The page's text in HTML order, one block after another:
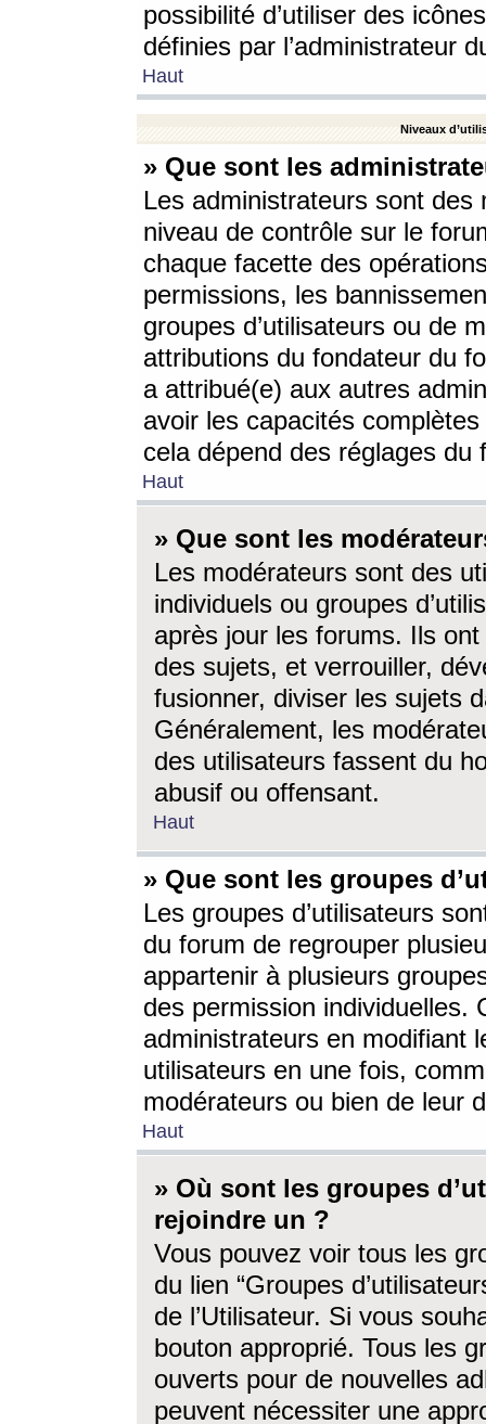
possibilité d’utiliser des
définies par l’administrateur
Haut
Niveaux
» Que sont les
Les administrateurs sont
niveau de contrôle sur le
chaque facette des
permissions, les
groupes d’utilisateurs ou de
attributions du fondateur du
a attribué(e) aux autres
avoir les capacités
cela dépend des réglages du
Haut
» Que sont les
Les modérateurs sont des
individuels ou groupes
après jour les forums. Ils ont
des sujets, et verrouiller,
fusionner, diviser les sujets
Généralement, les
des utilisateurs fassent du
abusif ou offensant.
Haut
» Que sont les groupes
Les groupes d’utilisateurs
du forum de regrouper
appartenir à plusieurs
des permission individuelles.
administrateurs en modifiant
utilisateurs en une fois,
modérateurs ou bien de leur
Haut
» Où sont les groupes
rejoindre un ?
Vous pouvez voir tous les
du lien “Groupes
de l’Utilisateur. Si vous
bouton approprié. Tous les
ouverts pour de nouvelles
peuvent nécessiter une